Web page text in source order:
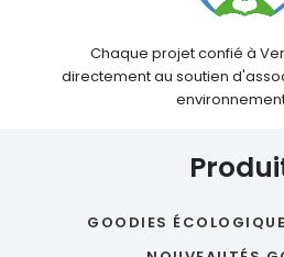
Chaque projet confié à
directement au soutien
GOODIES